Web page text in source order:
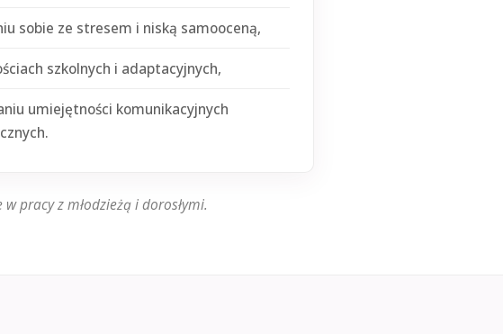
sobie ze stresem i niską samooceną,
szkolnych i adaptacyjnych,
umiejętności komunikacyjnych
pracy z młodzieżą i dorosłymi.